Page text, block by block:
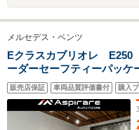
メルセデス・ベンツ
Eクラスカブリオレ E250
ーダーセーフティーパッケ
ブラックレザー/シートヒー
ト/ACC/BSM/LKA/エアス
ト/赤幌/全方位カメラ
販売店保証 車両品質評価書付 購入